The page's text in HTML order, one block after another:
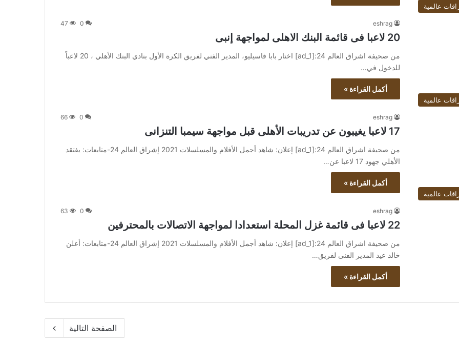
عالمية
eshrag
0
47
20 لاعبا فى قائمة البنك الاهلى لمواجهة إنبى
من صحيفة اشراق العالم 24:[ad_1] اختار بابا فاسيليو، المدير الفني لفريق الكرة الأول بنادي البنك الأهلي ، 20 لاعباً
للدخول في…
أكمل القراءة »
عالمية
eshrag
0
66
17 لاعبا يغيبون عن تدريبات الأهلى قبل مواجهة سيمبا التنزانى
من صحيفة اشراق العالم 24:[ad_1] إعلان: شاهد أجمل الأفلام والمسلسلات 2021 إشراق العالم 24-متابعات: يفتقد
الأهلي جهود 17 لاعبا عن…
أكمل القراءة »
عالمية
eshrag
0
63
22 لاعبا فى قائمة غزل المحلة استعدادا لمواجهة الاتصالات بالمحترفين
من صحيفة اشراق العالم 24:[ad_1] إعلان: شاهد أجمل الأفلام والمسلسلات 2021 إشراق العالم 24-متابعات: أعلن
خالد عيد المدير الفنى لفريق…
أكمل القراءة »
الصفحة التالية